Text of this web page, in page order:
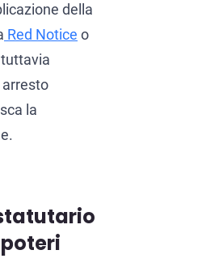
Estradizione tra
Prevenzione del riciclaggio
della
Red Notice o
la